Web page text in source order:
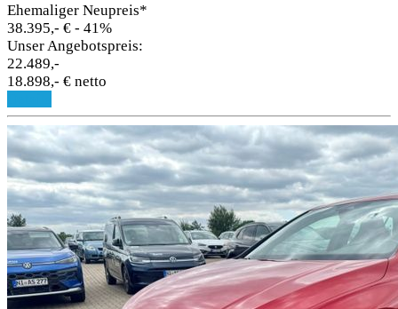
Ehemaliger Neupreis*
38.395,- € - 41%
Unser Angebotspreis:
22.489,-
18.898,- € netto